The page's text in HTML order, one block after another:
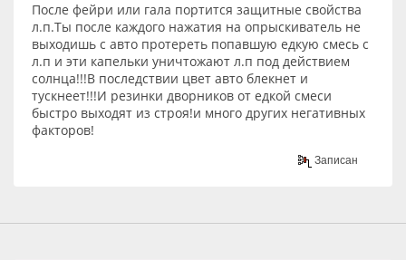
После фейри или гала портится защитные свойства
л.п.Ты после каждого нажатия на опрыскиватель не
выходишь с авто протереть попавшую едкую смесь с
л.п и эти капельки уничтожают л.п под действием
солнца!!!В последствии цвет авто блекнет и
тускнеет!!!И резинки дворников от едкой смеси
быстро выходят из строя!и много других негативных
факторов!
Записан